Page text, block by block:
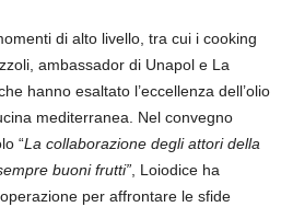
di alto livello, tra cui i cooking
, ambassador di Unapol e La
hanno esaltato l’eccellenza dell’olio
mediterranea. Nel convegno
“La collaborazione degli attori della
buoni frutti”, Loiodice ha
per affrontare le sfide